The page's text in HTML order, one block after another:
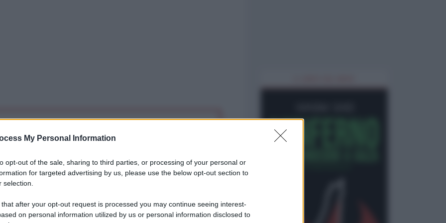
My Personal Information
opt-out of the sale, sharing to third parties, or processing of your personal or
for targeted advertising by us, please use the below opt-out section to
selection.
that after your opt-out request is processed you may continue seeing interest-
on personal information utilized by us or personal information disclosed to
L'ANTIDIPLOMATICO SEI ANCHE TU!
5€ Dona 15€ Scegli importo